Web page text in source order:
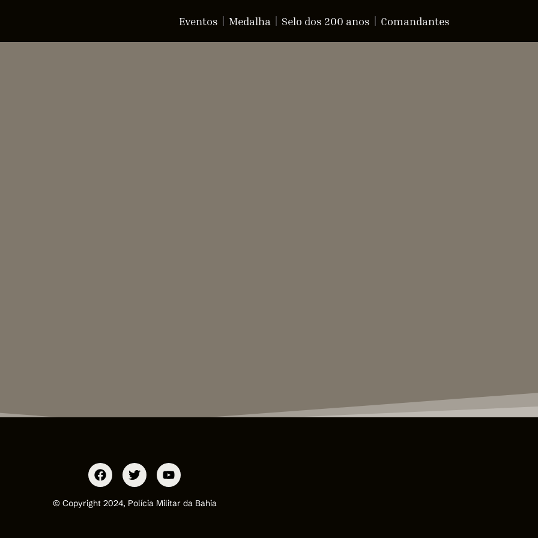
Eventos Medalha Selo dos 200 anos Comandantes
© Copyright 2024, Polícia Militar da Bahia